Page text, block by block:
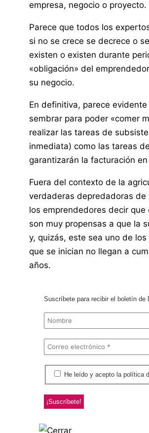
empresa, negocio o proyecto.
Parece que todos los
si no se crece se decrece o
existen o existen durante
«obligación» del
su negocio.
En definitiva, parece
sembrar para poder «comer
realizar las tareas de
inmediata) como las tareas
garantizarán la facturación
Fuera del contexto de la
verdaderas depredadoras de
los emprendedores decir
son muy propensas a que la
y, quizás, este sea uno de
que se inician no llegan a
años.
Suscríbete para recibir el boletín de
He leído y